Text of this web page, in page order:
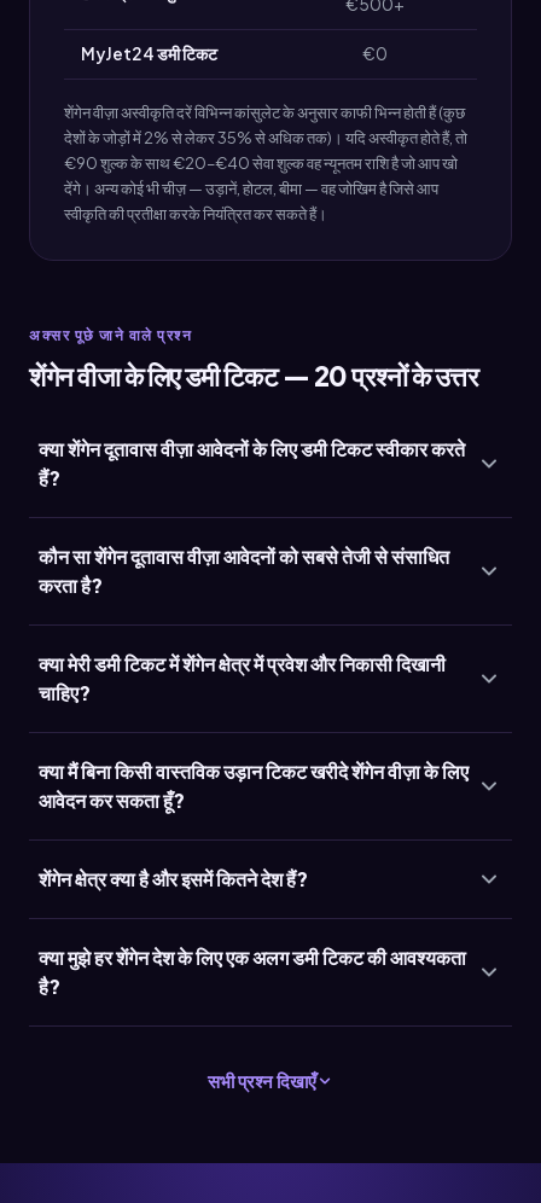
€500+
MyJet24 डमी टिकट €0
शेंगेन वीज़ा अस्वीकृति दरें विभिन्न कांसुलेट के अनुसार काफी भिन्न होती हैं (कुछ
देशों के जोड़ों में 2% से लेकर 35% से अधिक तक)। यदि अस्वीकृत होते हैं, तो
€90 शुल्क के साथ €20–€40 सेवा शुल्क वह न्यूनतम राशि है जो आप खो
देंगे। अन्य कोई भी चीज़ — उड़ानें, होटल, बीमा — वह जोखिम है जिसे आप
स्वीकृति की प्रतीक्षा करके नियंत्रित कर सकते हैं।
अक्सर पूछे जाने वाले प्रश्न
शेंगेन वीजा के लिए डमी टिकट — 20 प्रश्नों के उत्तर
क्या शेंगेन दूतावास वीज़ा आवेदनों के लिए डमी टिकट स्वीकार करते
हैं?
कौन सा शेंगेन दूतावास वीज़ा आवेदनों को सबसे तेजी से संसाधित
करता है?
क्या मेरी डमी टिकट में शेंगेन क्षेत्र में प्रवेश और निकासी दिखानी
चाहिए?
क्या मैं बिना किसी वास्तविक उड़ान टिकट खरीदे शेंगेन वीज़ा के लिए
आवेदन कर सकता हूँ?
शेंगेन क्षेत्र क्या है और इसमें कितने देश हैं?
क्या मुझे हर शेंगेन देश के लिए एक अलग डमी टिकट की आवश्यकता
है?
सभी प्रश्न दिखाएँ